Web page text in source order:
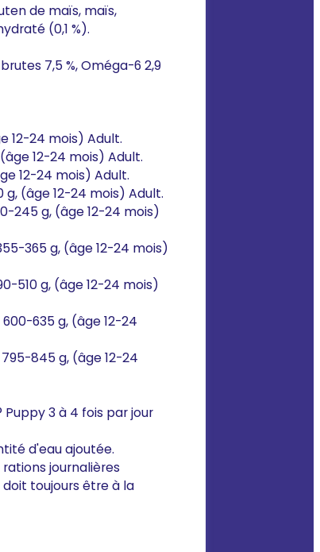
de maïs, maïs,
(0,1 %).
7,5 %, Oméga-6 2,9
12-24 mois) Adult.
12-24 mois) Adult.
12-24 mois) Adult.
g, (âge 12-24 mois) Adult.
245 g, (âge 12-24 mois)
365 g, (âge 12-24 mois)
510 g, (âge 12-24 mois)
635 g, (âge 12-24
845 g, (âge 12-24
Puppy 3 à 4 fois par jour
d'eau ajoutée.
journalières
toujours être à la